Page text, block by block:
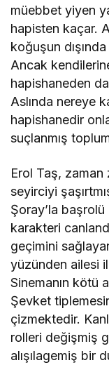
müebbet yiyen
hapisten kaçar.
koğuşun
Ancak
hapishaneden
Aslında nereye
hapishanedir
suçlanmış
Erol Taş, zaman
seyirciyi
Şoray’la başrolü
karakteri
geçimini
yüzünden ailesi
Sinemanın kötü
Şevket
çizmektedir.
rolleri değişmiş
alışılagemiş bir